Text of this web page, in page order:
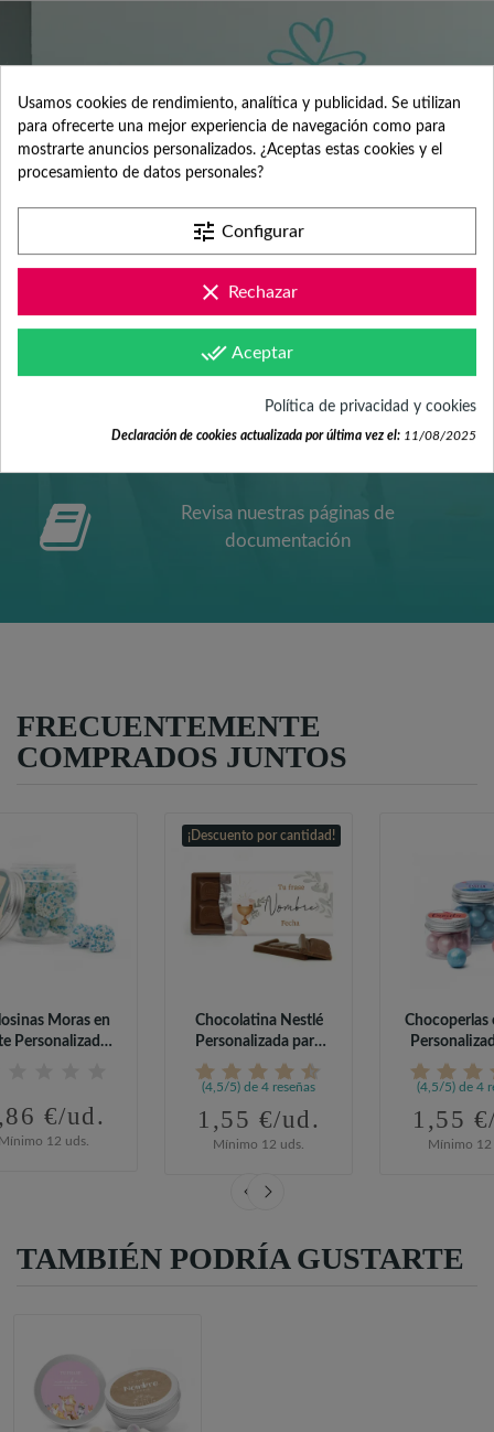
SERVICIO DE
ATENCIÓN AL
CLIENTE
Mándanos tus dudas a
hola@fabricadelasuerte.es
Revisa nuestras páginas de
documentación
FRECUENTEMENTE
COMPRADOS JUNTOS
Moras en
Personalizado
€/ud.
12 uds.
¡Descuento por cantidad!
Chocolatina Nestlé
Personalizada para
Detalles...
(4,5/5) de 4 reseñas
1,55 €/ud.
Mínimo 12 uds.
Chocoperlas
(4,5/5) de 4
1,55
Mínimo 12
TAMBIÉN PODRÍA GUSTARTE
Usamos cookies de rendimiento, analítica y publicidad. Se utilizan
para ofrecerte una mejor experiencia de navegación como para
mostrarte anuncios personalizados. ¿Aceptas estas cookies y el
procesamiento de datos personales?
tune Configurar
clear Rechazar
done_all Aceptar
Política de privacidad y cookies
Declaración de cookies actualizada por última vez el: 11/08/2025